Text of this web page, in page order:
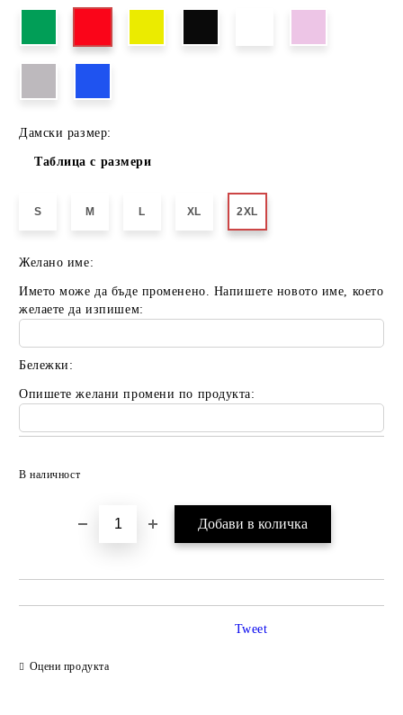
Дамски размер:
Таблица с размери
S M L XL 2XL
Желано име:
Името може да бъде променено. Напишете новото име, което
желаете да изпишем:
Бележки:
Опишете желани промени по продукта:
В наличност
Оцени продукта
Tweet